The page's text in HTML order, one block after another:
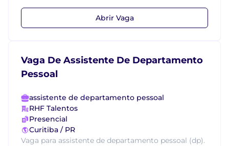
Abrir Vaga
Vaga De Assistente De Departamento
Pessoal
assistente de departamento pessoal
RHF Talentos
Presencial
Curitiba / PR
Vaga para assistente de departamento pessoal (dp).